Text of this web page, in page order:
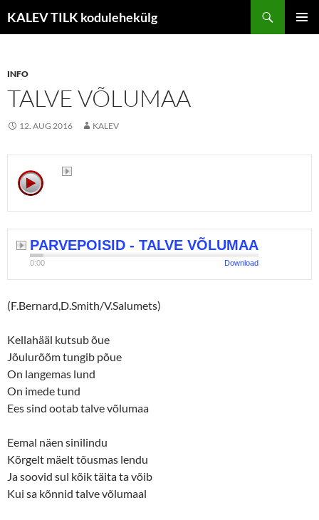
sisuKALEV TILK kodulehekülg
INFO
TALVE VÕLUMAA
12. AUG 2016 KALEV
PARVEPOISID - TALVE VÕLUMAA
Download
0:00
(F.Bernard,D.Smith/V.Salumets)
Kellahääl kutsub õue
Jõulurõõm tungib põue
On langemas lund
On imede tund
Ees sind ootab talve võlumaa
Eemal näen sinilindu
Kõrgelt mäelt tõusmas lendu
Ja soovid sul kõik täita ta võib
Kui sa kõnnid talve võlumaal